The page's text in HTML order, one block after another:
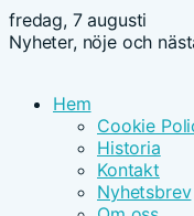
fredag, 7 augusti
Nyheter, nöje och
Hem
Cookie
Historia
Kontakt
Nyhetsbrev